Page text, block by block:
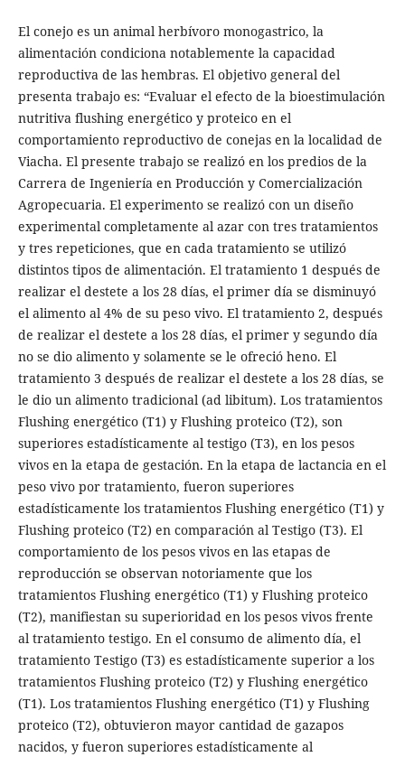
El conejo es un animal herbívoro monogastrico, la
alimentación condiciona notablemente la capacidad
reproductiva de las hembras. El objetivo general del
presenta trabajo es: “Evaluar el efecto de la bioestimulación
nutritiva flushing energético y proteico en el
comportamiento reproductivo de conejas en la localidad de
Viacha. El presente trabajo se realizó en los predios de la
Carrera de Ingeniería en Producción y Comercialización
Agropecuaria. El experimento se realizó con un diseño
experimental completamente al azar con tres tratamientos
y tres repeticiones, que en cada tratamiento se utilizó
distintos tipos de alimentación. El tratamiento 1 después de
realizar el destete a los 28 días, el primer día se disminuyó
el alimento al 4% de su peso vivo. El tratamiento 2, después
de realizar el destete a los 28 días, el primer y segundo día
no se dio alimento y solamente se le ofreció heno. El
tratamiento 3 después de realizar el destete a los 28 días, se
le dio un alimento tradicional (ad libitum). Los tratamientos
Flushing energético (T1) y Flushing proteico (T2), son
superiores estadísticamente al testigo (T3), en los pesos
vivos en la etapa de gestación. En la etapa de lactancia en el
peso vivo por tratamiento, fueron superiores
estadísticamente los tratamientos Flushing energético (T1) y
Flushing proteico (T2) en comparación al Testigo (T3). El
comportamiento de los pesos vivos en las etapas de
reproducción se observan notoriamente que los
tratamientos Flushing energético (T1) y Flushing proteico
(T2), manifiestan su superioridad en los pesos vivos frente
al tratamiento testigo. En el consumo de alimento día, el
tratamiento Testigo (T3) es estadísticamente superior a los
tratamientos Flushing proteico (T2) y Flushing energético
(T1). Los tratamientos Flushing energético (T1) y Flushing
proteico (T2), obtuvieron mayor cantidad de gazapos
nacidos, y fueron superiores estadísticamente al